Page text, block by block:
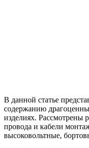
В данной статье
содержанию
изделиях. Рассмотрены
провода и кабели
высоковольтные,